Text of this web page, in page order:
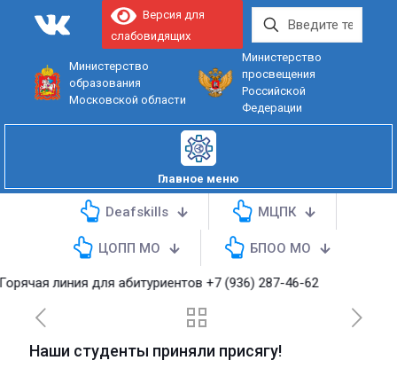
Министерство
образования
Московской области
Министерство
просвещения
Российской
Федерации
Версия для
слабовидящих
Главное меню
Deafskills МЦПК
ЦОПП МО БПОО МО
линия для абитуриентов+7 (936) 287-46-62
Наши студенты приняли присягу!